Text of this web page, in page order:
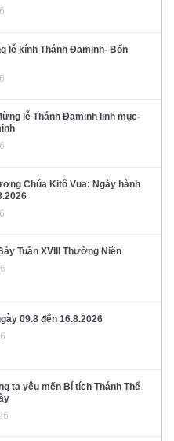
lễ kính Thánh Đaminh- Bổn
lễ Thánh Đaminh linh mục-
Chúa Kitô Vua: Ngày hành
Tuần XVIII Thường Niên
09.8 đến 16.8.2026
ta yêu mến Bí tích Thánh Thể